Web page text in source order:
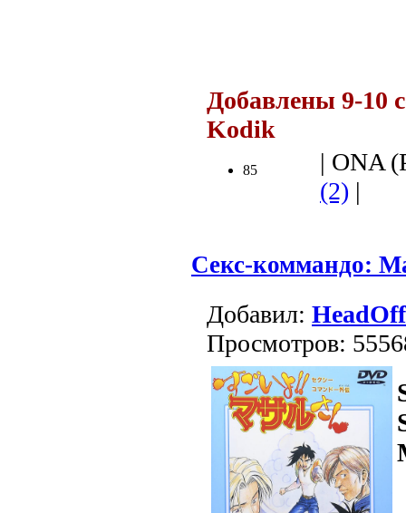
Добавлены 9-10
Kodik
85
| ONA
(2) |
Секс-коммандо:
Добавил:
Просмотров: